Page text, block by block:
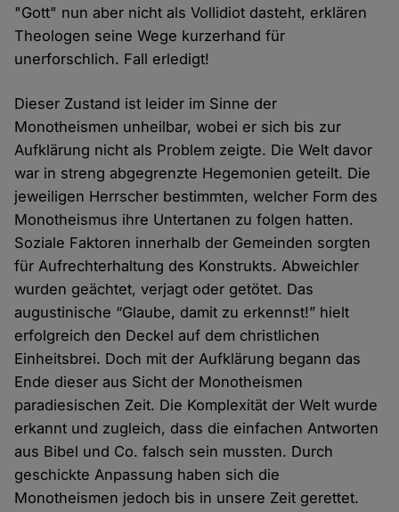
"Gott" nun aber nicht als Vollidiot dasteht, erklären
Theologen seine Wege kurzerhand für
unerforschlich. Fall erledigt!
Dieser Zustand ist leider im Sinne der
Monotheismen unheilbar, wobei er sich bis zur
Aufklärung nicht als Problem zeigte. Die Welt davor
war in streng abgegrenzte Hegemonien geteilt. Die
jeweiligen Herrscher bestimmten, welcher Form des
Monotheismus ihre Untertanen zu folgen hatten.
Soziale Faktoren innerhalb der Gemeinden sorgten
für Aufrechterhaltung des Konstrukts. Abweichler
wurden geächtet, verjagt oder getötet. Das
augustinische “Glaube, damit zu erkennst!” hielt
erfolgreich den Deckel auf dem christlichen
Einheitsbrei. Doch mit der Aufklärung begann das
Ende dieser aus Sicht der Monotheismen
paradiesischen Zeit. Die Komplexität der Welt wurde
erkannt und zugleich, dass die einfachen Antworten
aus Bibel und Co. falsch sein mussten. Durch
geschickte Anpassung haben sich die
Monotheismen jedoch bis in unsere Zeit gerettet.